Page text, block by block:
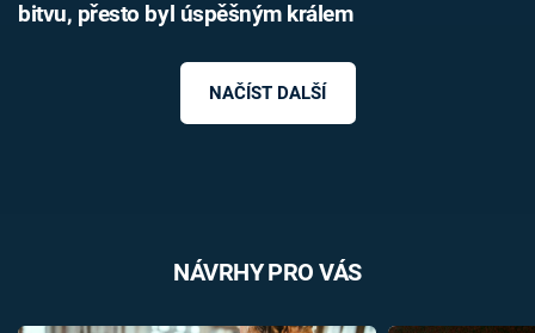
bitvu, přesto byl úspěšným králem
NAČÍST DALŠÍ
NÁVRHY PRO VÁS